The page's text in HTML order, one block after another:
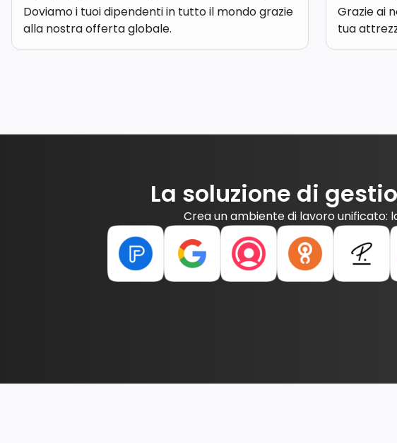
Doviamo i tuoi dipendenti in tutto il mondo grazie
alla nostra offerta globale.
Grazie ai
tua
La soluzione di
Crea un ambiente di lavoro